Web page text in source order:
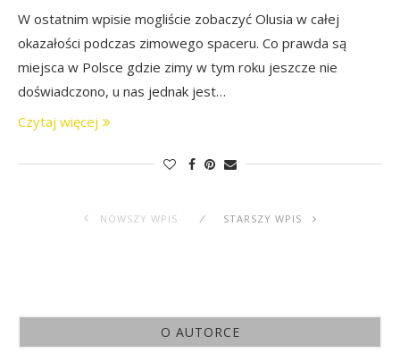
W ostatnim wpisie mogliście zobaczyć Olusia w całej
okazałości podczas zimowego spaceru. Co prawda są
miejsca w Polsce gdzie zimy w tym roku jeszcze nie
doświadczono, u nas jednak jest…
Czytaj więcej
NOWSZY WPIS STARSZY WPIS
O AUTORCE